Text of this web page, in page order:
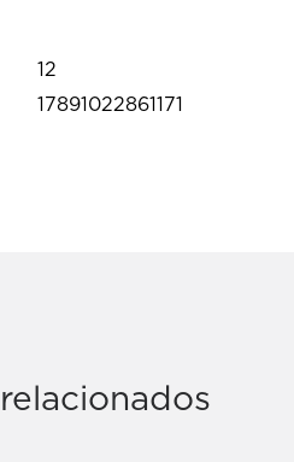
12
17891022861171